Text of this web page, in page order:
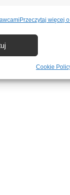
danych z innych
na podstawie
Dostarczanie i
Przeczytaj więcej
Cookie